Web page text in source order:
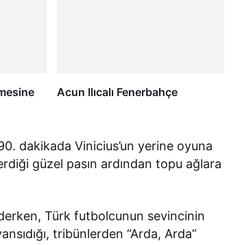
Acun Ilıcalı Fenerbahçe
dakikada Vinicius’un yerine oyuna
güzel pasın ardından topu ağlara
Türk futbolcunun sevincinin
tribünlerden “Arda, Arda”